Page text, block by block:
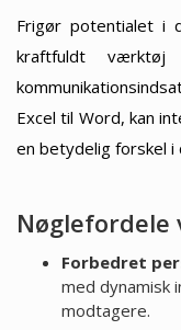
Frigør potentialet i
kraftfuldt
Excel til Word, kan
en betydelig forskel i
Nøglefordele
Forbedret
med dynamisk
modtagere.